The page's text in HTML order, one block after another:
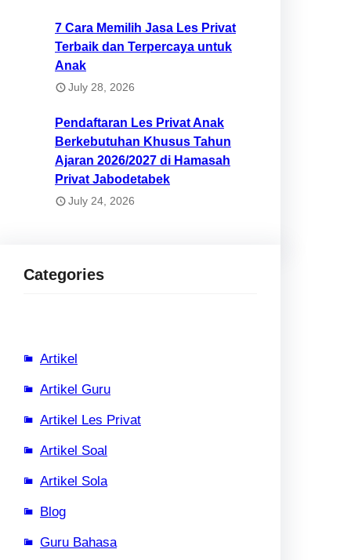
7 Cara Memilih Jasa Les Privat
Terbaik dan Terpercaya untuk
Anak
July 28, 2026
Pendaftaran Les Privat Anak
Berkebutuhan Khusus Tahun
Ajaran 2026/2027 di Hamasah
Privat Jabodetabek
July 24, 2026
Categories
Artikel
Artikel Guru
Artikel Les Privat
Artikel Soal
Artikel Sola
Blog
Guru Bahasa